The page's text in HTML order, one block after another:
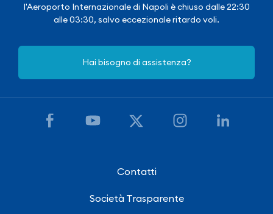
l'Aeroporto Internazionale di Napoli è chiuso dalle 22:30
alle 03:30, salvo eccezionale ritardo voli.
Hai bisogno di assistenza?
Contatti
Società Trasparente